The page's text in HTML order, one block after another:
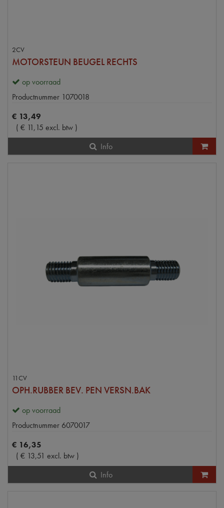
2CV
MOTORSTEUN BEUGEL RECHTS
op voorraad
Productnummer 1070018
€ 13,49
( € 11,15 excl. btw )
Info
11CV
OPH.RUBBER BEV. PEN VERSN.BAK
op voorraad
Productnummer 6070017
€ 16,35
( € 13,51 excl. btw )
Info